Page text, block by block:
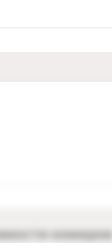
номеров